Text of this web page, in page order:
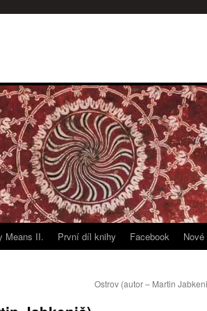
Means II. První díl knihy Facebook
Ostrov (autor – Martin